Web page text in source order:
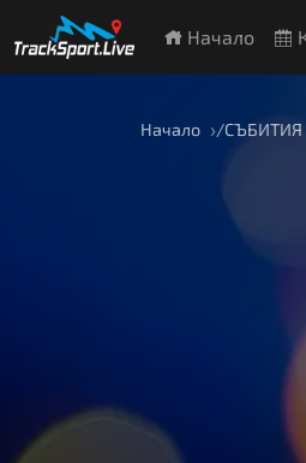
Начало
Начало СЪБИТИЯ